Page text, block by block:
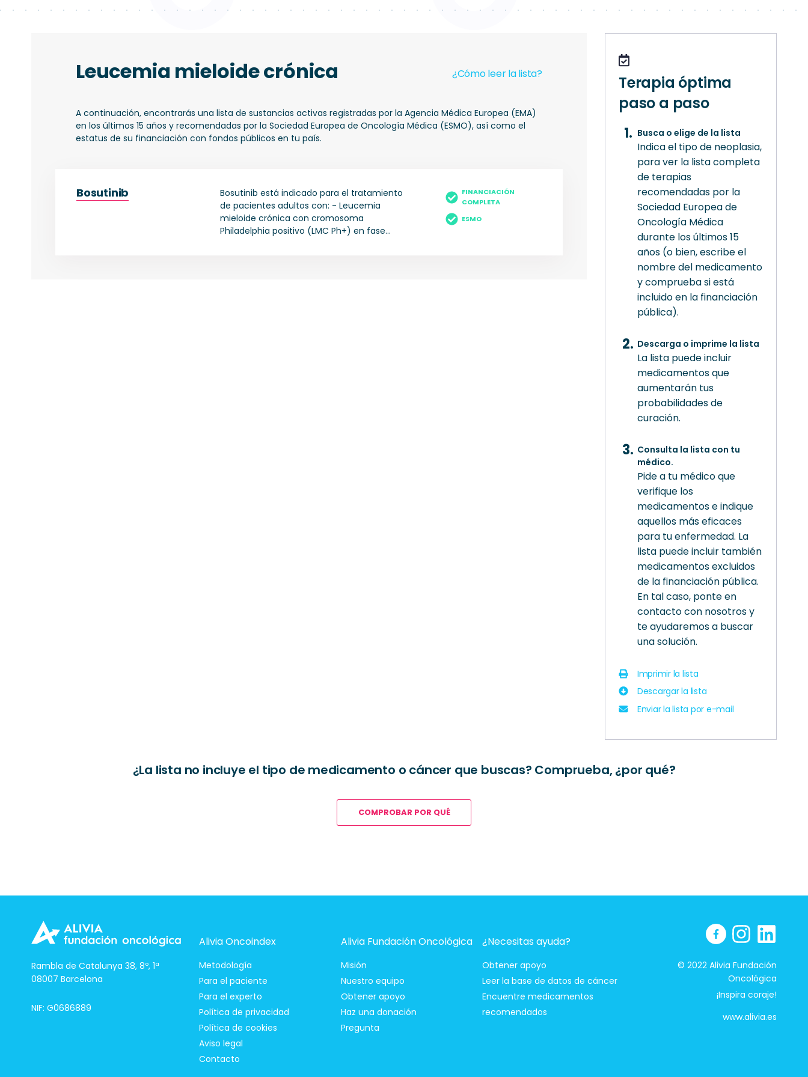
activa...
Leucemia mieloide crónica ¿Cómo leer la lista?
A continuación, encontrarás una lista de sustancias activas registradas por la Agencia Médica Europea (EMA)
en los últimos 15 años y recomendadas por la Sociedad Europea de Oncología Médica (ESMO), así como el
estatus de su financiación con fondos públicos en tu país.
Bosutinib
Bosutinib está indicado para el tratamiento
de pacientes adultos con: - Leucemia
mieloide crónica con cromosoma
Philadelphia positivo (LMC Ph+) en fase
FINANCIACIÓN
COMPLETA
ESMO
Terapia óptima
paso a paso
Busca o elige de la lista
Indica el tipo de neoplasia,
para ver la lista completa
de terapias
recomendadas por la
Sociedad Europea de
Oncología Médica
durante los últimos 15
años (o bien, escribe el
nombre del medicamento
y comprueba si está
incluido en la financiación
pública).
Descarga o imprime la lista
La lista puede incluir
medicamentos que
aumentarán tus
probabilidades de
curación.
Consulta la lista con tu
médico.
Pide a tu médico que
verifique los
medicamentos e indique
aquellos más eficaces
para tu enfermedad. La
lista puede incluir también
medicamentos excluidos
de la financiación pública.
En tal caso, ponte en
contacto con nosotros y
te ayudaremos a buscar
una solución.
Imprimir la lista
Descargar la lista
Enviar la lista por e-mail
¿La lista no incluye el tipo de medicamento o cáncer que buscas? Comprueba, ¿por qué?
COMPROBAR POR QUÉ
Rambla de Catalunya 38, 8º, 1ª
08007 Barcelona
NIF: G0686889
Alivia Oncoindex
Metodología
Para el paciente
Para el experto
Política de privacidad
Política de cookies
Aviso legal
Contacto
Alivia Fundación Oncológica
Misión
Nuestro equipo
Obtener apoyo
Haz una donación
Pregunta
¿Necesitas ayuda?
Obtener apoyo
Leer la base de datos de cáncer
Encuentre medicamentos
recomendados
© 2022 Alivia Fundación
Oncológica
¡Inspira coraje!
www.alivia.es